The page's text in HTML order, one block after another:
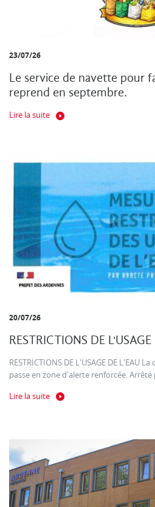
23/07/26
Le service de navette pour
reprend en septembre.
Lire la suite
20/07/26
RESTRICTIONS DE L'USAGE
RESTRICTIONS DE L'USAGE DE L'EAU
passe en zone d'alerte renforcée.
Lire la suite